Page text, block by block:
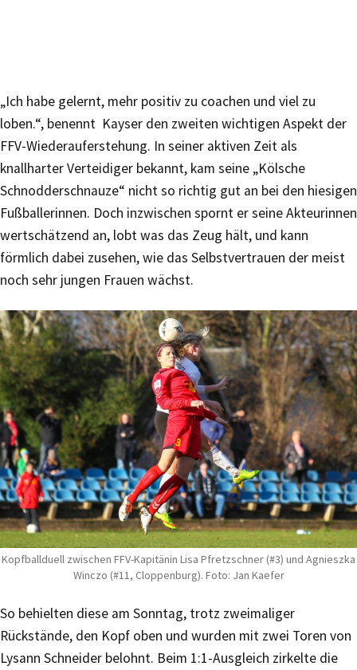
„Ich habe gelernt, mehr positiv zu coachen und viel zu
loben.“, benennt Kayser den zweiten wichtigen Aspekt der
FFV-Wiederauferstehung. In seiner aktiven Zeit als
knallharter Verteidiger bekannt, kam seine „Kölsche
Schnodderschnauze“ nicht so richtig gut an bei den hiesigen
Fußballerinnen. Doch inzwischen spornt er seine Akteurinnen
wertschätzend an, lobt was das Zeug hält, und kann
förmlich dabei zusehen, wie das Selbstvertrauen der meist
noch sehr jungen Frauen wächst.
Kopfballduell zwischen FFV-Kapitänin Lisa Pfretzschner (#3) und Agnieszka
Winczo (#11, Cloppenburg). Foto: Jan Kaefer
So behielten diese am Sonntag, trotz zweimaliger
Rückstände, den Kopf oben und wurden mit zwei Toren von
Lysann Schneider belohnt. Beim 1:1-Ausgleich zirkelte die